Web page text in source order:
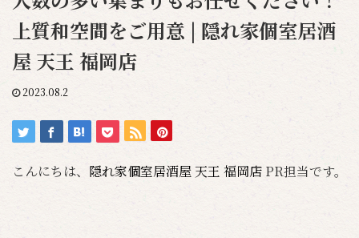
上質和空間をご用意 | 隠れ家個室居酒
屋 天王 福岡店
2023.08.2
こんにちは、 隠れ家個室居酒屋 天王 福岡店 PR担当です。